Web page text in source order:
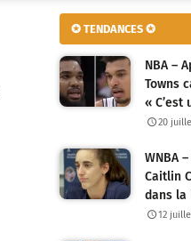
✪ TENDANCES ✪
NBA –
Towns
« C’est
20
WNBA
Caitlin
dans la
12